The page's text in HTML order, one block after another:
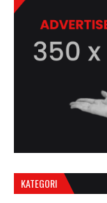
KATEGORI